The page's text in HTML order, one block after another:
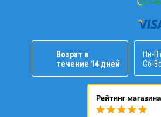
Возрат в
течение 14 дней
Пн-
Сб-